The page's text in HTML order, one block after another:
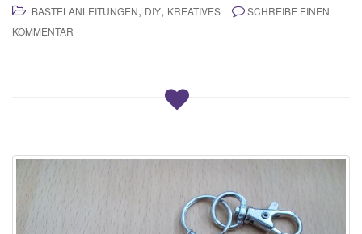
BASTELANLEITUNGEN, DIY, KREATIVES
SCHREIBE EINEN
KOMMENTAR